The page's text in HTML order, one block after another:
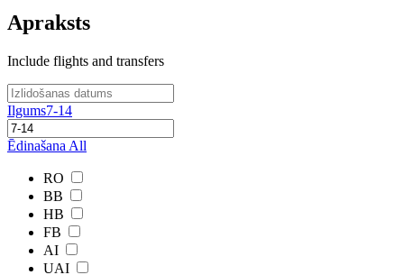
Apraksts
Include flights and transfers
Ilgums7-14
Ēdinašana All
RO
BB
HB
FB
AI
UAI